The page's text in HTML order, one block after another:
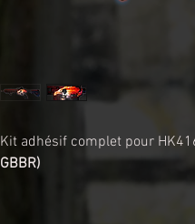
Kit adhésif complet pour
GBBR)